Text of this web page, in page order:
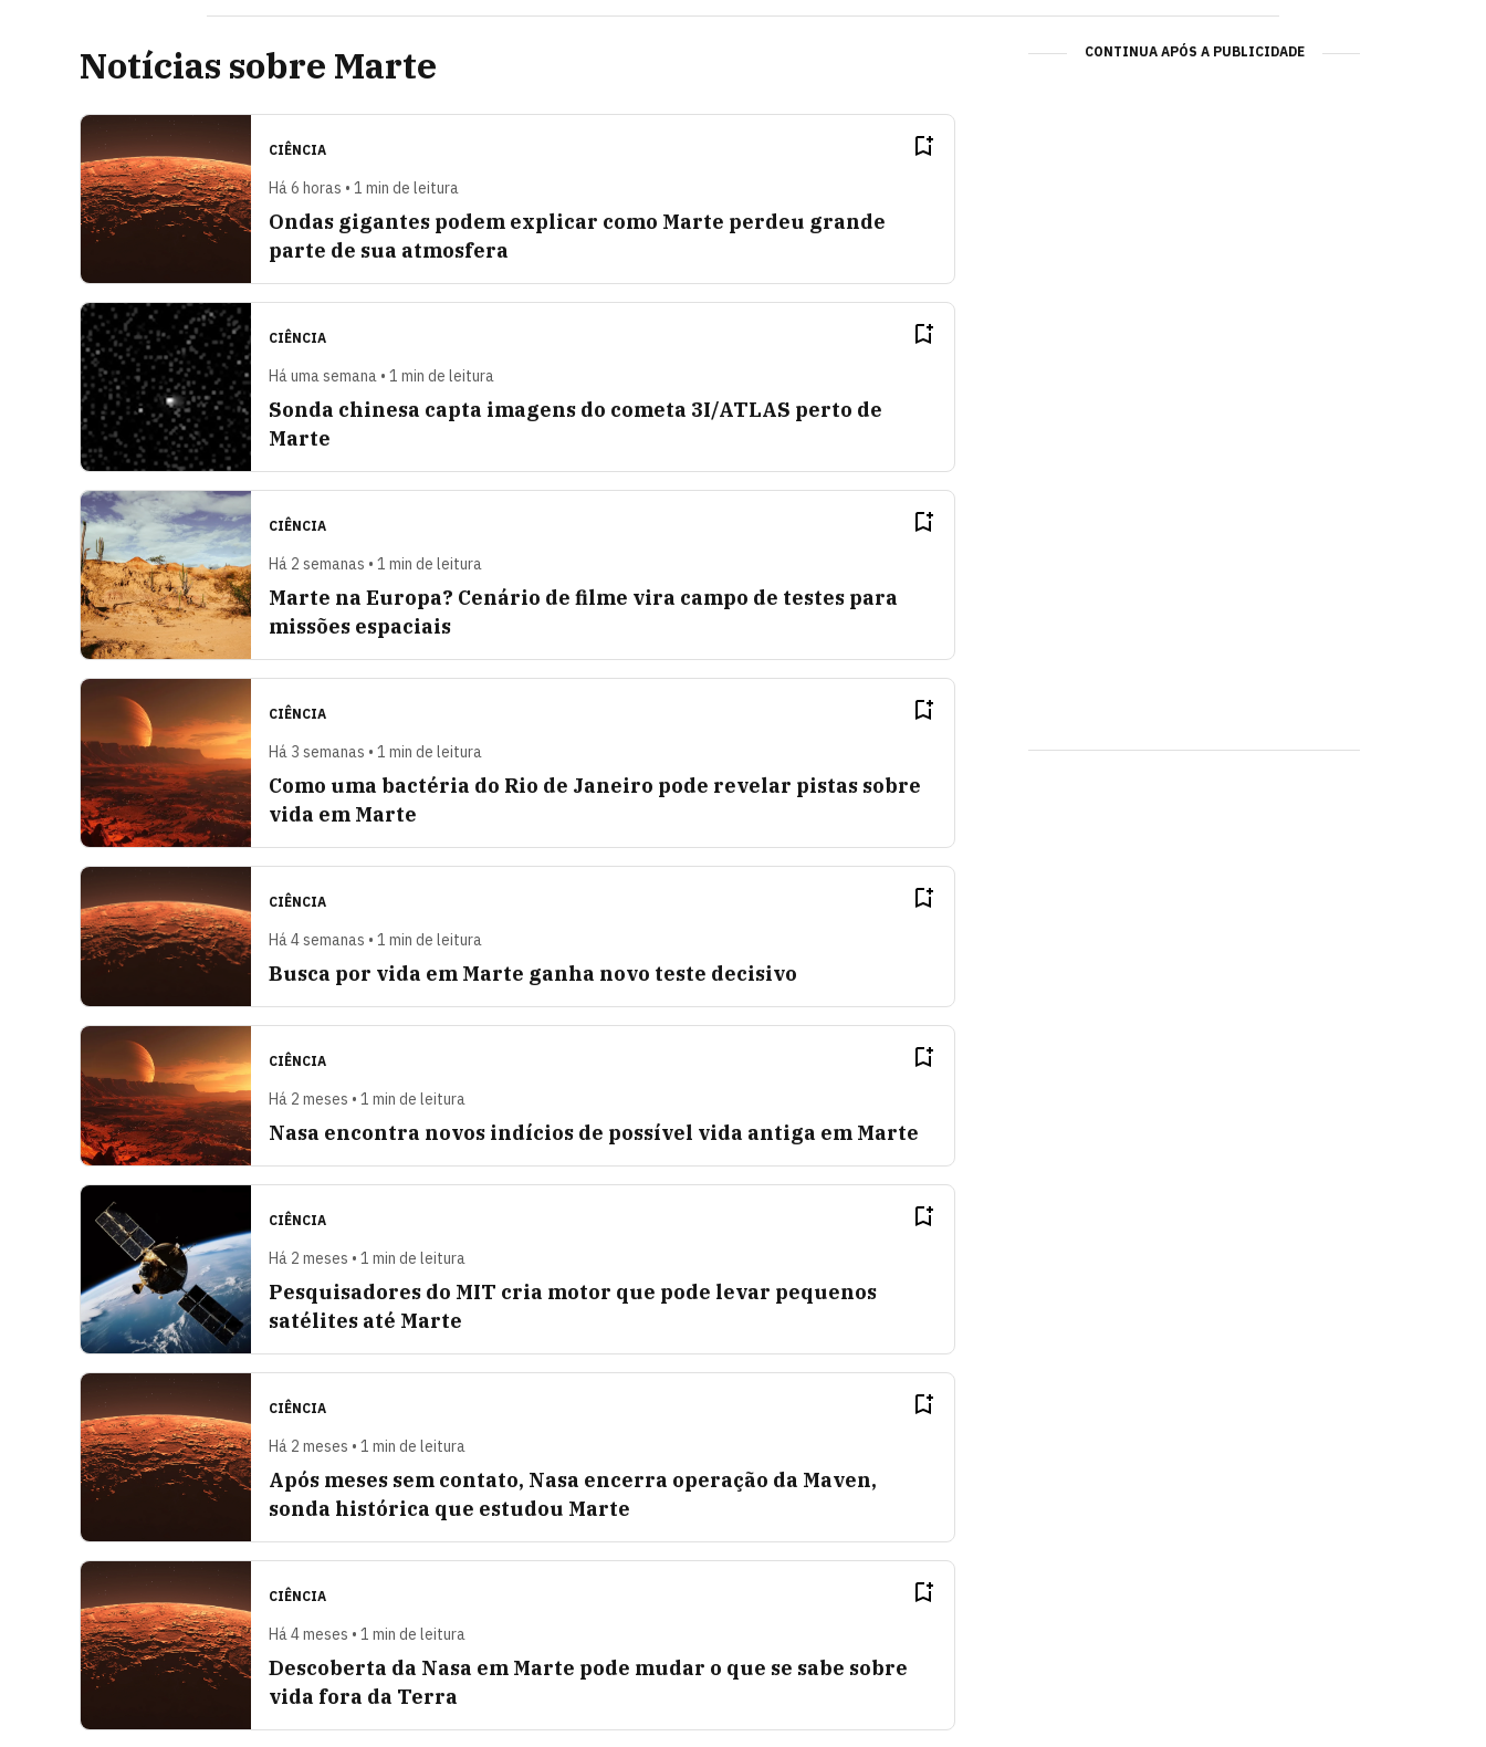
Notícias sobre Marte
CIÊNCIA
Há 6 horas • 1 min de leitura
Ondas gigantes podem explicar como Marte perdeu grande
parte de sua atmosfera
CIÊNCIA
Há uma semana • 1 min de leitura
Sonda chinesa capta imagens do cometa 3I/ATLAS perto de
Marte
CIÊNCIA
Há 2 semanas • 1 min de leitura
Marte na Europa? Cenário de filme vira campo de testes para
missões espaciais
CIÊNCIA
Há 3 semanas • 1 min de leitura
Como uma bactéria do Rio de Janeiro pode revelar pistas sobre
vida em Marte
CIÊNCIA
Há 4 semanas • 1 min de leitura
Busca por vida em Marte ganha novo teste decisivo
CIÊNCIA
Há 2 meses • 1 min de leitura
Nasa encontra novos indícios de possível vida antiga em Marte
CIÊNCIA
Há 2 meses • 1 min de leitura
Pesquisadores do MIT cria motor que pode levar pequenos
satélites até Marte
CIÊNCIA
Há 2 meses • 1 min de leitura
Após meses sem contato, Nasa encerra operação da Maven,
sonda histórica que estudou Marte
CIÊNCIA
Há 4 meses • 1 min de leitura
Descoberta da Nasa em Marte pode mudar o que se sabe sobre
vida fora da Terra
CONTINUA APÓS A PUBLICIDADE